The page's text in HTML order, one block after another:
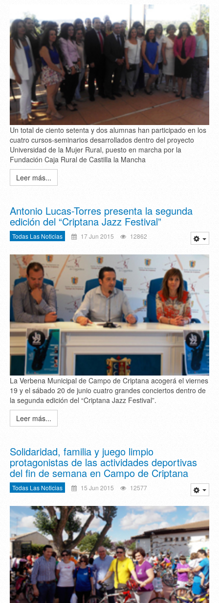
Un total de ciento setenta y dos alumnas han participado en los
cuatro cursos-seminarios desarrollados dentro del proyecto
Universidad de la Mujer Rural, puesto en marcha por la
Fundación Caja Rural de Castilla la Mancha
Leer más...
Antonio Lucas-Torres presenta la segunda
edición del “Criptana Jazz Festival”
Todas Las Noticias 17 Jun 2015 12862
La Verbena Municipal de Campo de Criptana acogerá el viernes
19 y el sábado 20 de junio cuatro grandes conciertos dentro de
la segunda edición del “Criptana Jazz Festival”.
Leer más...
Solidaridad, familia y juego limpio
protagonistas de las actividades deportivas
del fin de semana en Campo de Criptana
Todas Las Noticias 15 Jun 2015 12577